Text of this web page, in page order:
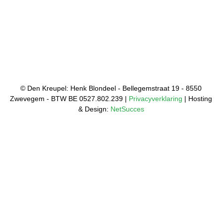
© Den Kreupel: Henk Blondeel - Bellegemstraat 19 - 8550
Zwevegem - BTW BE 0527.802.239 | Privacyverklaring | Hosting
& Design: NetSucces